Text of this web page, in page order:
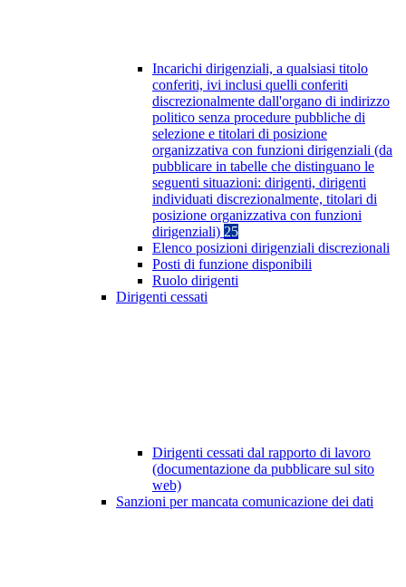
Incarichi dirigenziali, a qualsiasi titolo
conferiti, ivi inclusi quelli conferiti
discrezionalmente dall'organo di indirizzo
politico senza procedure pubbliche di
selezione e titolari di posizione
organizzativa con funzioni dirigenziali (da
pubblicare in tabelle che distinguano le
seguenti situazioni: dirigenti, dirigenti
individuati discrezionalmente, titolari di
posizione organizzativa con funzioni
dirigenziali) 25
Elenco posizioni dirigenziali discrezionali
Posti di funzione disponibili
Ruolo dirigenti
Dirigenti cessati
Dirigenti cessati dal rapporto di lavoro
(documentazione da pubblicare sul sito
web)
Sanzioni per mancata comunicazione dei dati